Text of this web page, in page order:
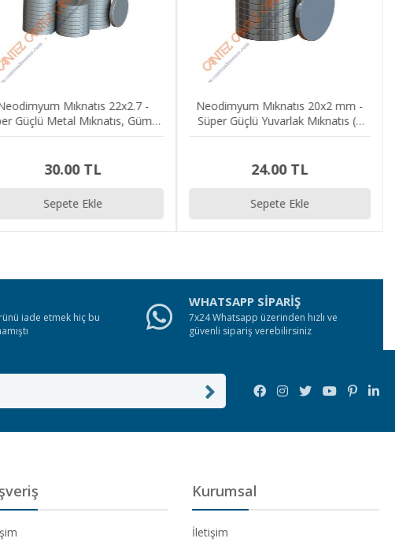
Mıknatıs 22x2.7 -
Güçlü Metal Mıknatıs, Gümüş
30.00 TL
Sepete Ekle
Neodimyum Mıknatıs 20x2 mm -
Süper Güçlü Yuvarlak Mıknatıs (1
24.00 TL
Sepete Ekle
iade etmek hiç bu
WHATSAPP SİPARİŞ
7x24 Whatsapp üzerinden hızlı ve
güvenli sipariş verebilirsiniz
Kurumsal
İletişim